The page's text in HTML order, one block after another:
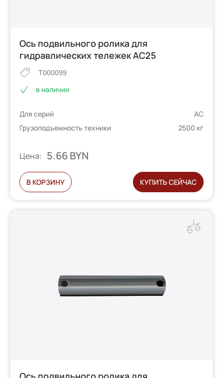
Ось подвильного ролика для
гидравлических тележек AC25
T000099
в наличии
Для серий
AC
Грузоподъемность техники
2500 кг
Цена: 5.66 BYN
В КОРЗИНУ КУПИТЬ СЕЙЧАС